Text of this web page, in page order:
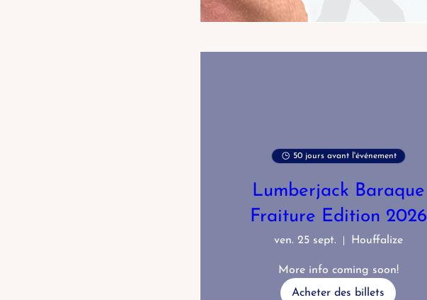
50 jours avant l'événement
Lumberjack Baraque
Fraiture Edition 2026
ven. 25 sept. Houffalize
More info coming soon!
Acheter des billets